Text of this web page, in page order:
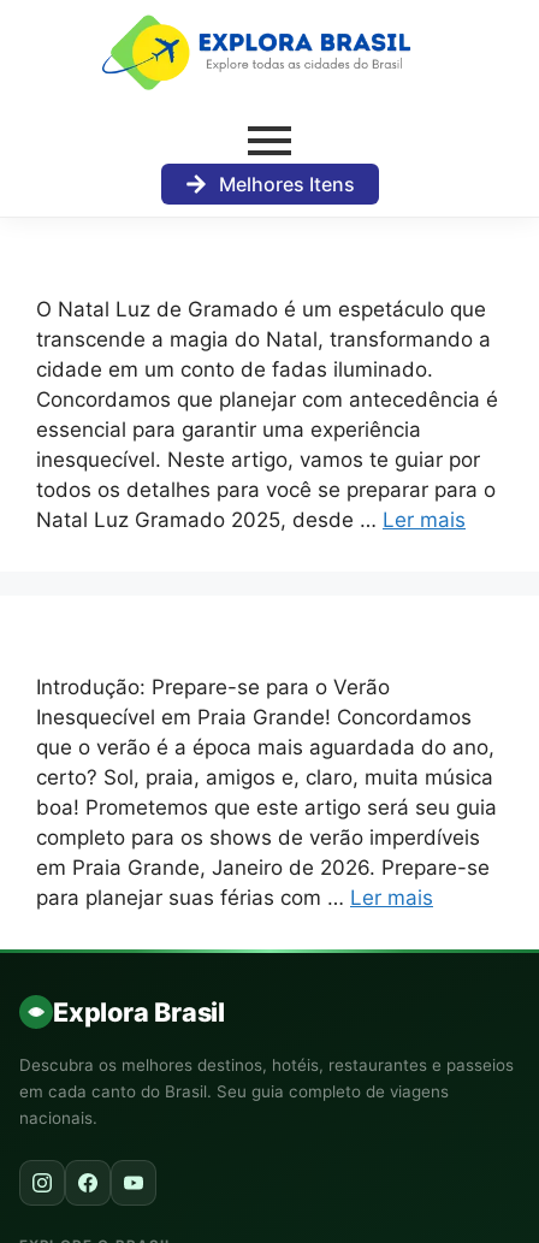
Melhores Itens
O Natal Luz de Gramado é um espetáculo que
transcende a magia do Natal, transformando a
cidade em um conto de fadas iluminado.
Concordamos que planejar com antecedência é
essencial para garantir uma experiência
inesquecível. Neste artigo, vamos te guiar por
todos os detalhes para você se preparar para o
Natal Luz Gramado 2025, desde … Ler mais
Introdução: Prepare-se para o Verão
Inesquecível em Praia Grande! Concordamos
que o verão é a época mais aguardada do ano,
certo? Sol, praia, amigos e, claro, muita música
boa! Prometemos que este artigo será seu guia
completo para os shows de verão imperdíveis
em Praia Grande, Janeiro de 2026. Prepare-se
para planejar suas férias com … Ler mais
Explora Brasil
Descubra os melhores destinos, hotéis, restaurantes e passeios
em cada canto do Brasil. Seu guia completo de viagens
nacionais.